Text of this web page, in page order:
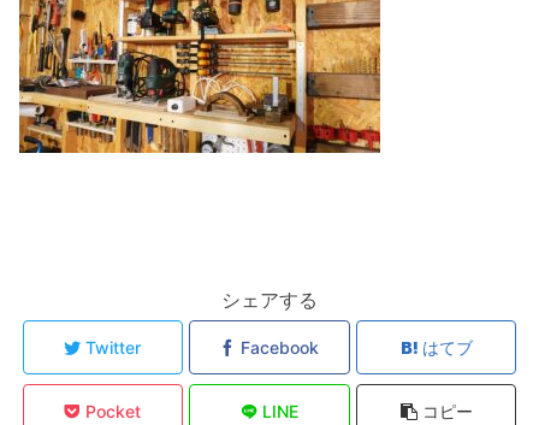
シェアする
Twitter Facebook はてブ
Pocket LINE コピー